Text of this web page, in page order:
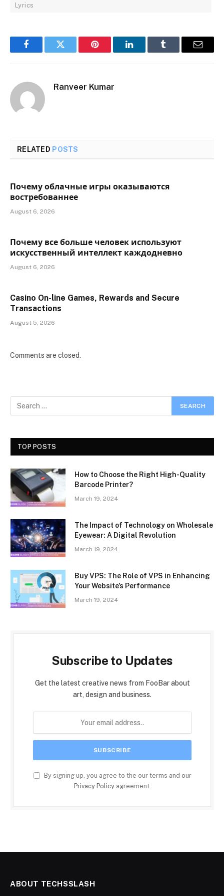
Lyrics
FacebookTwitter Pinterest LinkedInTumblr Email
Ranveer Kumar
RELATED POSTS
Почему облачные игры оказываются
востребованнее
August 6, 2026
Почему все больше человек используют
искусственный интеллект каждодневно
August 6, 2026
Casino On-line Games, Rewards and Secure
Transactions
August 5, 2026
Comments are closed.
TOP POSTS
How to Choose the Right High-Quality
Barcode Printer?
March 19, 2024
The Impact of Technology on Wholesale
Eyewear: A Digital Revolution
March 19, 2024
Buy VPS: The Role of VPS in Enhancing
Your Website’s Performance
March 19, 2024
Subscribe to Updates
Get the latest creative news from FooBar about
art, design and business.
By signing up, you agree to the our terms and our
Privacy Policyagreement.
ABOUT TECHSSLASH